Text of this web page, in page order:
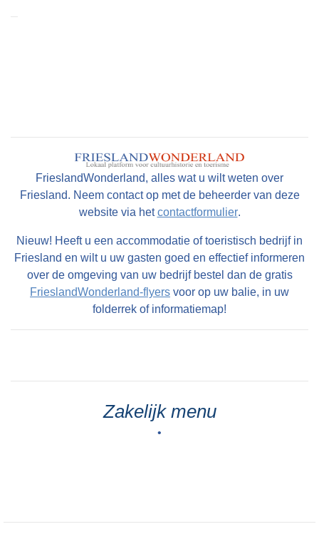
FrieslandWonderland, alles wat u wilt weten over
Friesland. Neem contact op met de beheerder van deze
website via hetcontactformulier.
Nieuw! Heeft u een accommodatie of toeristisch bedrijf in
Friesland en wilt u uw gasten goed en effectief informeren
over de omgeving van uw bedrijf bestel dan de gratis
FrieslandWonderland-flyers voor op uw balie, in uw
folderrek of informatiemap!
Zakelijk menu
•